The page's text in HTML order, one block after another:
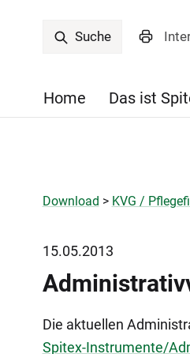
Suche
Home Das ist
Download > KVG /
15.05.2013
Die aktuellen
Spitex-Instrumente/